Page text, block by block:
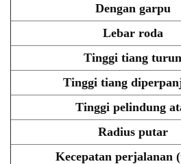
Dengan garpu
Lebar roda
Tinggi tiang turun
Tinggi tiang
Tinggi pelindung
Radius putar
Kecepatan perjalanan